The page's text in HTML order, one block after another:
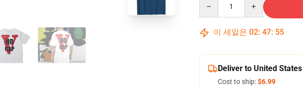
이 세일은 02: 47: 54
Deliver to United States
Cost to ship:$6.99